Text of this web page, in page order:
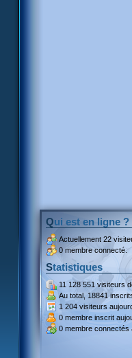
Qui est en ligne ?
Actuellement 22
0 membre connecté.
Statistiques
11 128 551 visiteurs
Au total, 18841
1 204 visiteurs
0 membre inscrit
0 membre connectés